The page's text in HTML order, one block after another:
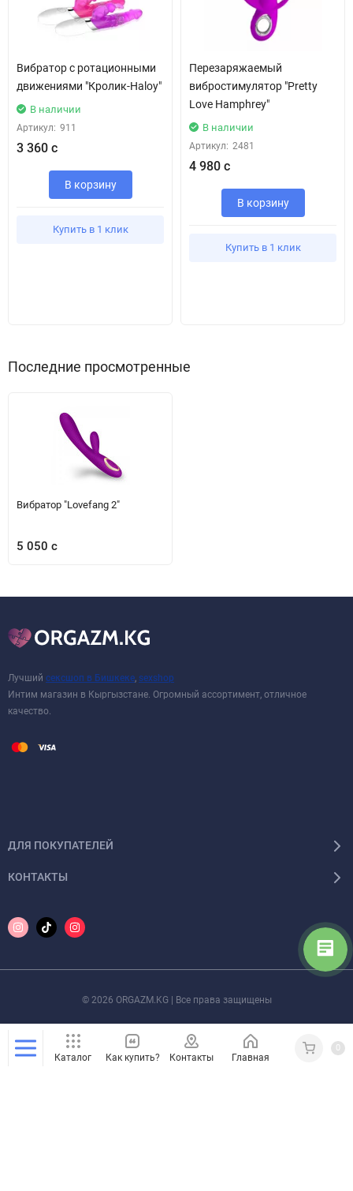
Вибратор с ротационными
движениями "Кролик-Haloy"
В наличии
Артикул: 911
3 360 с
В корзину
Купить в 1 клик
Перезаряжаемый
вибростимулятор "Pretty
Love Hamphrey"
В наличии
Артикул: 2481
4 980 с
В корзину
Купить в 1 клик
Последние просмотренные
Вибратор "Lovefang 2"
5 050 с
Лучший сексшоп в Бишкеке sexshop
Интим магазин в Кыргызстане. Огромный ассортимент, отличное
качество.
ДЛЯ ПОКУПАТЕЛЕЙ
КОНТАКТЫ
© 2026 ORGAZM.KG | Все права защищены
Каталог Как купить? Контакты Главная Кабинет
0